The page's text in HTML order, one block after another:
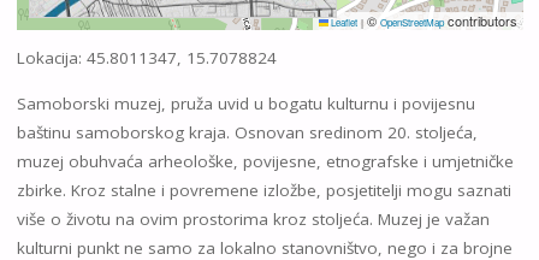
Leaflet |© OpenStreetMapcontributors
Lokacija: 45.8011347, 15.7078824
Samoborski muzej, pruža uvid u bogatu kulturnu i povijesnu
baštinu samoborskog kraja. Osnovan sredinom 20. stoljeća,
muzej obuhvaća arheološke, povijesne, etnografske i umjetničke
zbirke. Kroz stalne i povremene izložbe, posjetitelji mogu saznati
više o životu na ovim prostorima kroz stoljeća. Muzej je važan
kulturni punkt ne samo za lokalno stanovništvo, nego i za brojne